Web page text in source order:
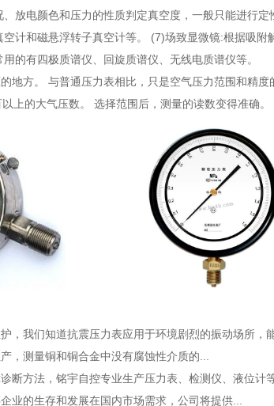
放电颜色和压力的性质判定真空度，一般只能进行
空计和磁悬浮转子真空计等。 (7)场致显微镜:根据吸
的有四极质谱仪、回旋质谱仪、无线电质谱仪等。
地方。 与普通压力表相比，只是空气压力范围和精度
上的大气压数。 选择范围后，测量的读数变得准确。
，我们知道抗震压力表应用于环境剧烈的振动场所，
，测量铜和铜合金中没有腐蚀性介质的...
断方法 ，铭宇自控专业生产压力表、检测仪、液位
业的生存和发展在国内市场需求，公司将提供...